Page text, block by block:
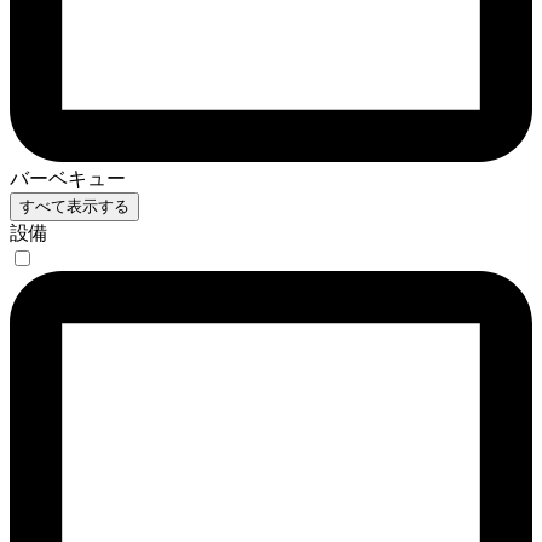
バーベキュー
すべて表示する
設備